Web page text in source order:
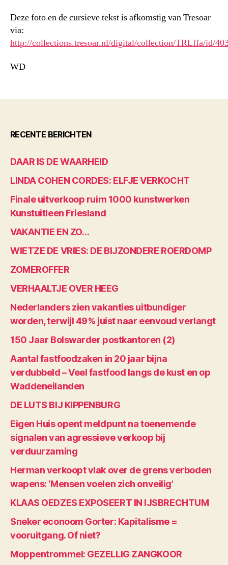
Deze foto en de cursieve tekst is afkomstig van Tresoar
via:
http://collections.tresoar.nl/digital/collection/TRLffa/id/
WD
RECENTE BERICHTEN
DAAR IS DE WAARHEID
LINDA COHEN CORDES: ELFJE VERKOCHT
Finale uitverkoop ruim 1000 kunstwerken
Kunstuitleen Friesland
VAKANTIE EN ZO…
WIETZE DE VRIES: DE BIJZONDERE ROERDOMP
ZOMEROFFER
VERHAALTJE OVER HEEG
Nederlanders zien vakanties uitbundiger
worden, terwijl 49% juist naar eenvoud verlangt
150 Jaar Bolswarder postkantoren (2)
Aantal fastfoodzaken in 20 jaar bijna
verdubbeld – Veel fastfood langs de kust en op
Waddeneilanden
DE LUTS BIJ KIPPENBURG
Eigen Huis opent meldpunt na toenemende
signalen van agressieve verkoop bij
verduurzaming
Herman verkoopt vlak over de grens verboden
wapens: ‘Mensen voelen zich onveilig’
KLAAS OEDZES EXPOSEERT IN IJSBRECHTUM
Sneker econoom Gorter: Kapitalisme =
vooruitgang. Of niet?
Moppentrommel: GEZELLIG ZANGKOOR